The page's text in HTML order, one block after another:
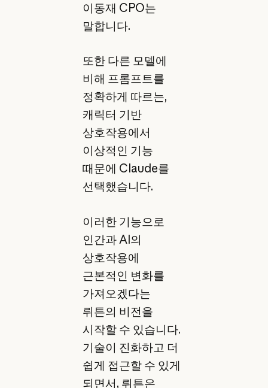
이동재 CPO는
말합니다.
또한 다른 모델에
비해 프롬프트를
정확하게 따르는,
캐릭터 기반
상호작용에서
이상적인 기능
때문에 Claude를
선택했습니다.
이러한 기능으로
인간과 AI의
상호작용에
근본적인 변화를
가져오겠다는
뤼튼의 비전을
시작할 수 있습니다.
기술이 진화하고 더
쉽게 접근할 수 있게
되면서, 뤼튼은